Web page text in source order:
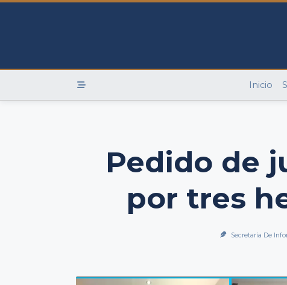
Skip
Inicio
Pedido de
por tres
Secretaría De